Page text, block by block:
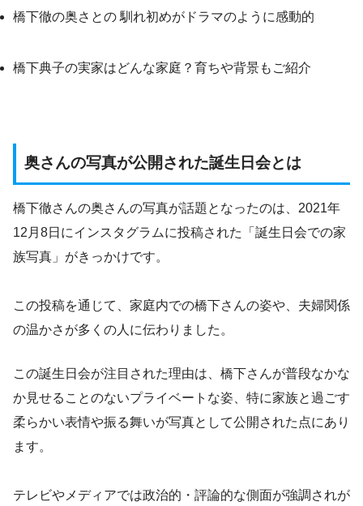
橋下徹の奥さとの 馴れ初めがドラマのように感動的
橋下典子の実家はどんな家庭？育ちや背景もご紹介
奥さんの写真が公開された誕生日会とは
橋下徹さんの奥さんの写真が話題となったのは、2021年
12月8日にインスタグラムに投稿された「誕生日会での家
族写真」がきっかけです。
この投稿を通じて、家庭内での橋下さんの姿や、夫婦関係
の温かさが多くの人に伝わりました。
この誕生日会が注目された理由は、橋下さんが普段なかな
か見せることのないプライベートな姿、特に家族と過ごす
柔らかい表情や振る舞いが写真として公開された点にあり
ます。
テレビやメディアでは政治的・評論的な側面が強調されが